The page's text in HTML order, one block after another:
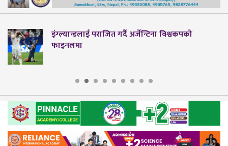
नेपाल ब्याडमिन्टन संघको वार्षिक साधारण